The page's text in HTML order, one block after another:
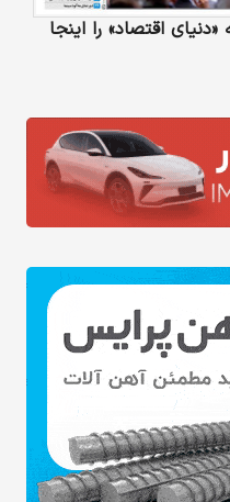
اقتصاد» را اینجا